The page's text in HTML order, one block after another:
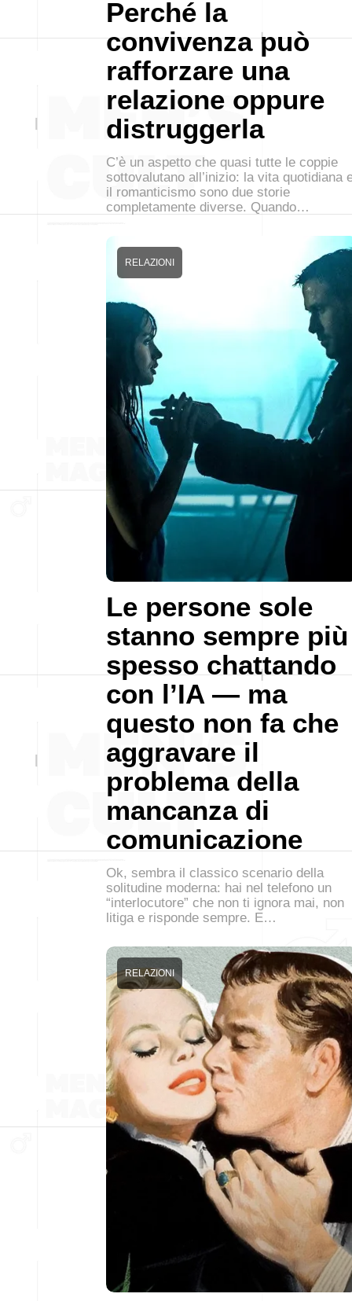
Perché la
convivenza può
rafforzare una
relazione oppure
distruggerla
C’è un aspetto che quasi tutte le coppie
sottovalutano all’inizio: la vita quotidiana
il romanticismo sono due storie
completamente diverse. Quando…
Le persone sole
stanno sempre più
spesso chattando
con l’IA — ma
questo non fa che
aggravare il
problema della
mancanza di
comunicazione
RELAZIONI
Ok, sembra il classico scenario della
solitudine moderna: hai nel telefono un
“interlocutore” che non ti ignora mai, non
litiga e risponde sempre. E…
RELAZIONI